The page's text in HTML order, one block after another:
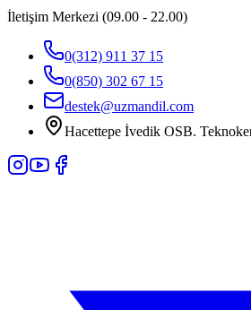
İletişim Merkezi (09.00 - 22.00)
0(312) 911 37 15
0(850) 302 67 15
destek@uzmandil.com
Hacettepe İvedik OSB.